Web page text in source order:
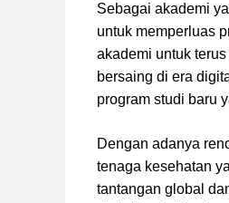
Sebagai akademi
untuk memperluas
akademi untuk
bersaing di era
program studi baru
Dengan adanya
tenaga kesehatan
tantangan global